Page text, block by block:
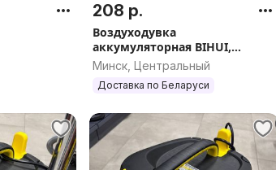
208 р.
Воздуходувка
аккумуляторная BIHUI,
арт.BPG22
Минск, Центральный
Доставка по Беларуси